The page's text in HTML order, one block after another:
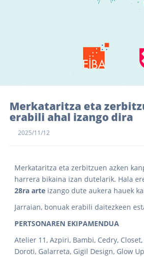
Merkataritza eta
erabili ahal izango dira
2025/11/12
Merkataritza eta zerbitzuen azken
harrera bikaina izan dutelarik. Hala
28ra arte izango dute aukera hauek
Jarraian, bonuak erabili daitezkeen
PERTSONAREN EKIPAMENDUA
Atelier 11, Azpiri, Bambi, Cedry,
Doroti, Galarreta, Gigil Design, Glow